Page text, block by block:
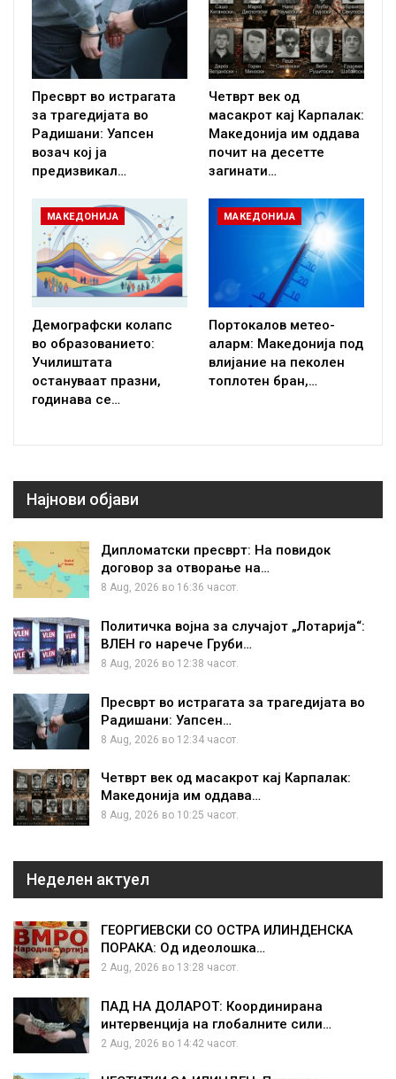
Пресврт во истрагата
за трагедијата во
Радишани: Уапсен
возач кој ја
предизвикал…
Четврт век од
масакрот кај Карпалак:
Македонија им оддава
почит на десетте
загинати…
МАКЕДОНИЈА
Демографски колапс
во образованието:
Училиштата
остануваат празни,
годинава се…
МАКЕДОНИЈА
Портокалов метео-
аларм: Македонија под
влијание на пеколен
топлотен бран,…
Најнови објави
Дипломатски пресврт: На повидок
договор за отворање на…
8 Aug, 2026 во 16:36 часот.
Политичка војна за случајот „Лотарија“:
ВЛЕН го нарече Груби…
8 Aug, 2026 во 12:38 часот.
Пресврт во истрагата за трагедијата во
Радишани: Уапсен…
8 Aug, 2026 во 12:34 часот.
Четврт век од масакрот кај Карпалак:
Македонија им оддава…
8 Aug, 2026 во 10:25 часот.
Неделен актуел
ГЕОРГИЕВСКИ СО ОСТРА ИЛИНДЕНСКА
ПОРАКА: Од идеолошка…
2 Aug, 2026 во 13:28 часот.
ПАД НА ДОЛАРОТ: Координирана
интервенција на глобалните сили…
2 Aug, 2026 во 14:42 часот.